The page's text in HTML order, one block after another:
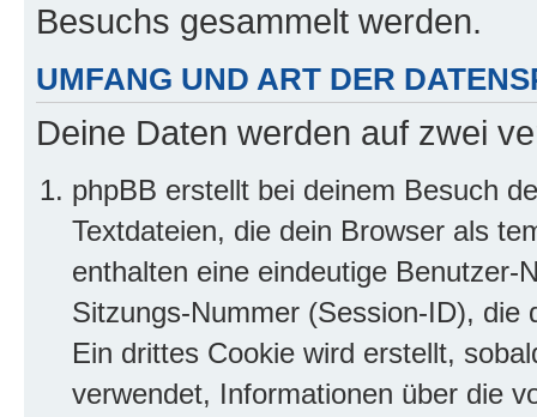
Besuchs gesammelt werden.
UMFANG UND ART DER
Deine Daten werden auf zwei
phpBB erstellt bei deinem Besuch
Textdateien, die dein Browser als
enthalten eine eindeutige
Sitzungs-Nummer (Session-ID), die
Ein drittes Cookie wird erstellt,
verwendet, Informationen über die